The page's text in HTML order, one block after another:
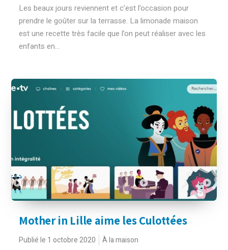
Les beaux jours reviennent et c’est l’occasion pour
prendre le goûter sur la terrasse. La limonade maison
est une recette très facile que l’on peut réaliser avec les
enfants en...
Mother in Lille aime les Culottées
Publié le 1 octobre 2020 À la maison